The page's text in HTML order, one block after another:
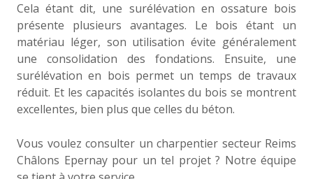
Cela étant dit, une surélévation en ossature bois
présente plusieurs avantages. Le bois étant un
matériau léger, son utilisation évite généralement
une consolidation des fondations. Ensuite, une
surélévation en bois permet un temps de travaux
réduit. Et les capacités isolantes du bois se montrent
excellentes, bien plus que celles du béton.
Vous voulez consulter un charpentier secteur Reims
Châlons Epernay pour un tel projet ? Notre équipe